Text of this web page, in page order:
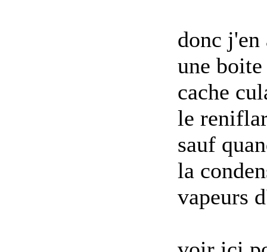
donc
une
cache
le
sauf
la
vapeurs